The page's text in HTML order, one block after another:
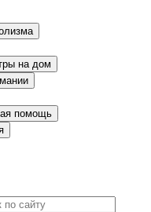
на дом
помощь